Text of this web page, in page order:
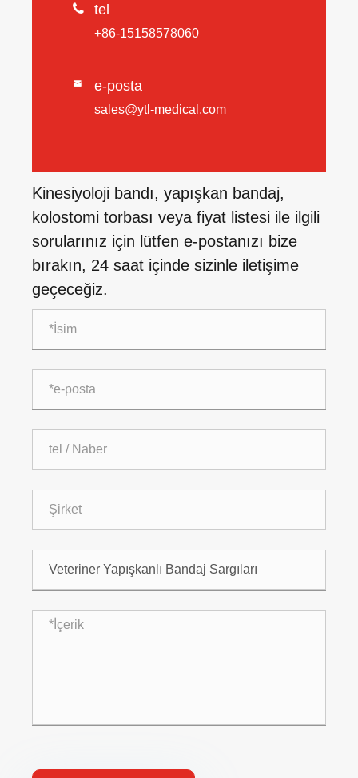
 tel
+86-15158578060
 e-posta
sales@ytl-medical.com
Kinesiyoloji bandı, yapışkan bandaj,
kolostomi torbası veya fiyat listesi ile ilgili
sorularınız için lütfen e-postanızı bize
bırakın, 24 saat içinde sizinle iletişime
geçeceğiz.